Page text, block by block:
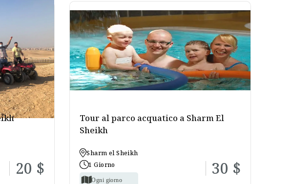
turistici a Sharm el-Sheikh,vi mostrera` i migliori luoghi turistici da
in barca a vela a Sharm El Sheikh.
20 $
Tour al parco acquatico a Sharm El
Sheikh
Sharm el Sheikh
1 Giorno
Ogni giorno
30 $